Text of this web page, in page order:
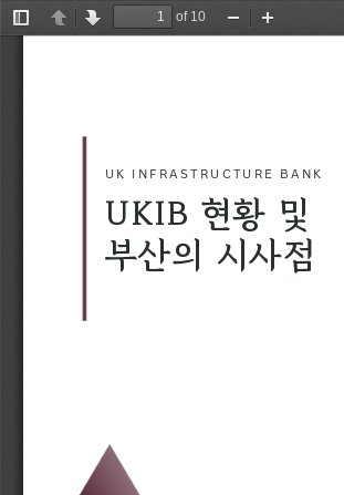
TogglePreviousNext
of 10
Zoom
UKIB 현황 및
부산의 시사점
U K I N F R A S T R U C T U R E B A N K